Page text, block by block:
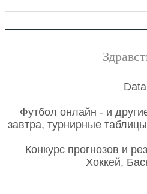
Футбол онлайн - и
завтра, турнирные
Конкурс прогнозов и
Хоккей,